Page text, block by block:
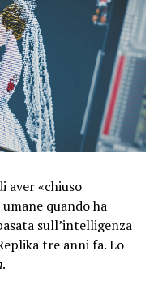
aver «chiuso
quando ha
sull’intelligenza
tre anni fa. Lo
.